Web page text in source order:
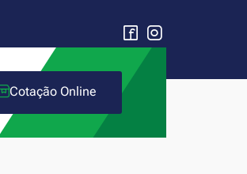
Cotação Online